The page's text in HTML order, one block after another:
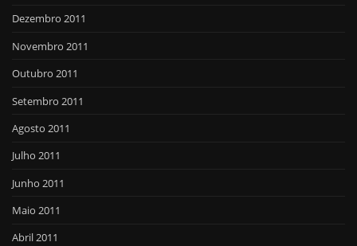
Dezembro 2011
Novembro 2011
Outubro 2011
Setembro 2011
Agosto 2011
Julho 2011
Junho 2011
Maio 2011
Abril 2011